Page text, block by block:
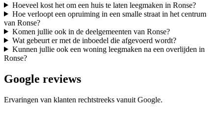
Hoeveel kost het om een huis te laten leegmaken in Ronse?
Hoe verloopt een opruiming in een smalle straat in het centrum
van Ronse?
Komen jullie ook in de deelgemeenten van Ronse?
Wat gebeurt er met de inboedel die afgevoerd wordt?
Kunnen jullie ook een woning leegmaken na een overlijden in
Ronse?
Google reviews
Ervaringen van klanten rechtstreeks vanuit Google.